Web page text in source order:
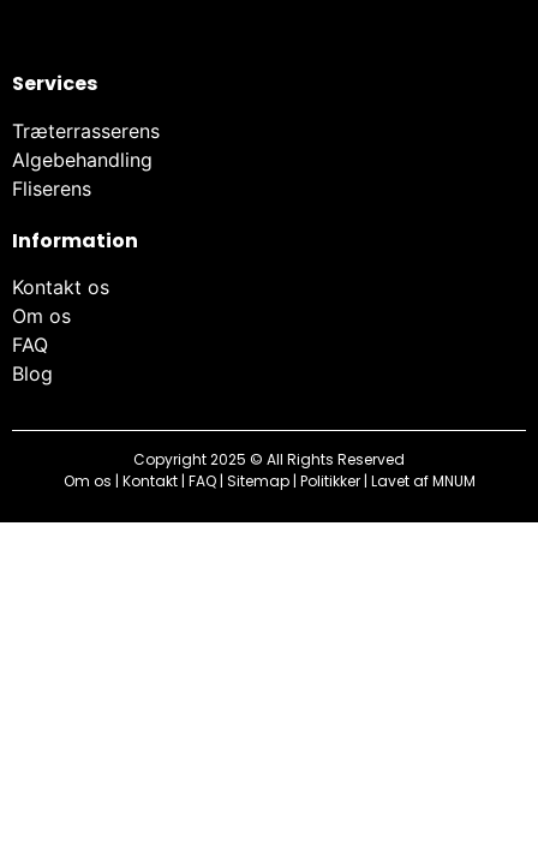
Services
Træterrasserens
Algebehandling
Fliserens
Information
Kontakt os
Om os
FAQ
Blog
Copyright 2025 © All Rights Reserved
Om os | Kontakt| FAQ| Sitemap| Politikker| Lavet afMNUM